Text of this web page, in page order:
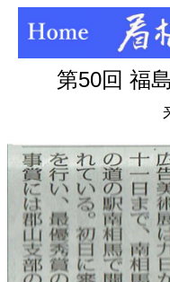
第50回 福